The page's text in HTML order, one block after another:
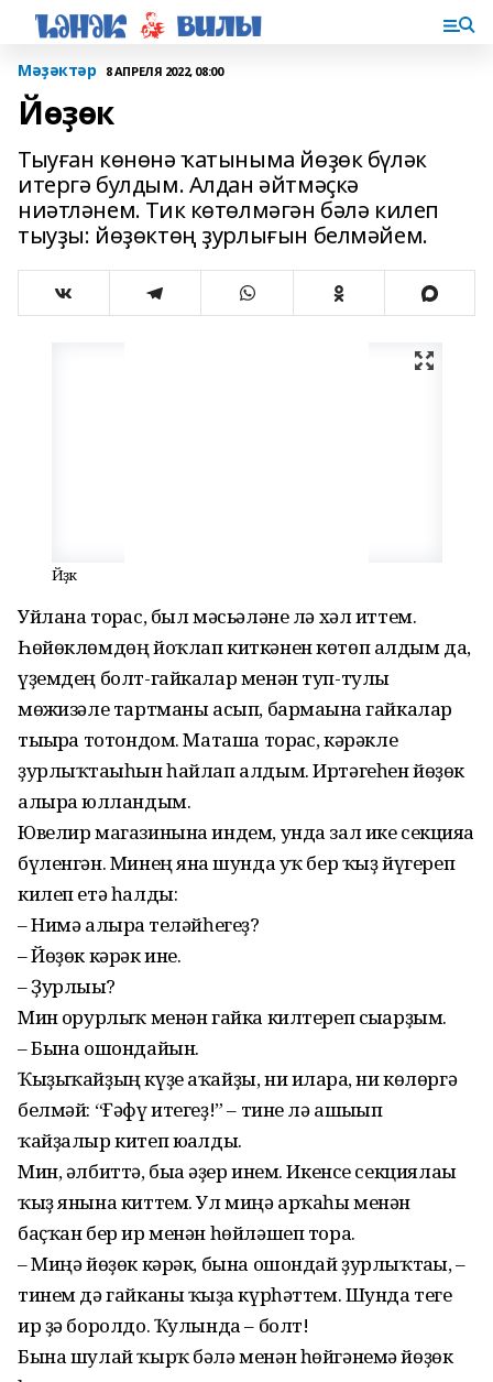
Мәҙәктәр 8 АПРЕЛЯ 2022, 08:00
Йөҙөк
Тыуған көнөнә ҡатыныма йөҙөк бүләк
итергә булдым. Алдан әйтмәҫкә
ниәтләнем. Тик кө­төлмәгән бәлә килеп
тыуҙы: йөҙөктөң ҙурлығын белмәйем.
Йөҙөк
Уйлана торғас, был мәсьәлә­не лә хәл иттем.
Һөйөклөмдөң йоҡлап киткәнен көтөп алдым да,
үҙемдең болт-гайкалар ме­нән туп-тулы
мөғжизәле тартманы асып, бармағына гайкалар
тығырға тотондом. Маташа торғас, кәрәкле
ҙурлыҡтағыһын һайлап алдым. Иртәгеһен йөҙөк
алырға юлландым.
Ювелир магазинына индем, унда зал ике секцияға
бүленгән. Минең янға шунда уҡ бер ҡыҙ йүгереп
килеп етә һалды:
– Нимә алырға теләйһегеҙ?
– Йөҙөк кәрәк ине.
– Ҙурлығы?
Мин ғорурлыҡ менән гайка килтереп сығарҙым.
– Бына ошондайын.
Ҡыҙыҡайҙың күҙе аҡайҙы, ни иларға, ни көлөргә
белмәй: “Ғәфү итегеҙ!” – тине лә ашы­ғып
ҡайҙалыр китеп юғалды.
Мин, әлбиттә, быға әҙер инем. Икенсе секциялағы
ҡыҙ янына киттем. Ул миңә арҡаһы менән
баҫҡан бер ир менән һөйләшеп тора.
– Миңә йөҙөк кәрәк, бына ошондай ҙурлыҡтағы, –
тинем дә гайканы ҡыҙға күрһәттем. Шунда теге
ир ҙә боролдо. Ҡулында – болт!
Бына шулай ҡырҡ бәлә менән һөйгәнемә йөҙөк